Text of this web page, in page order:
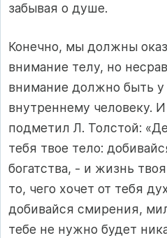
забывая о душе.
Конечно, мы должны
внимание телу, но
внимание должно быть
внутреннему человеку.
подметил Л. Толстой:
тебя твое тело:
богатства, - и жизнь
то, чего хочет от тебя
добивайся смирения,
тебе не нужно будет